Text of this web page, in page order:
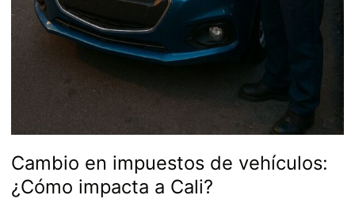
Cambio en impuestos de vehículos:
¿Cómo impacta a Cali?